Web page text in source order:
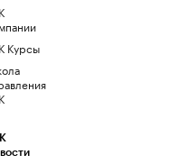
Курсы